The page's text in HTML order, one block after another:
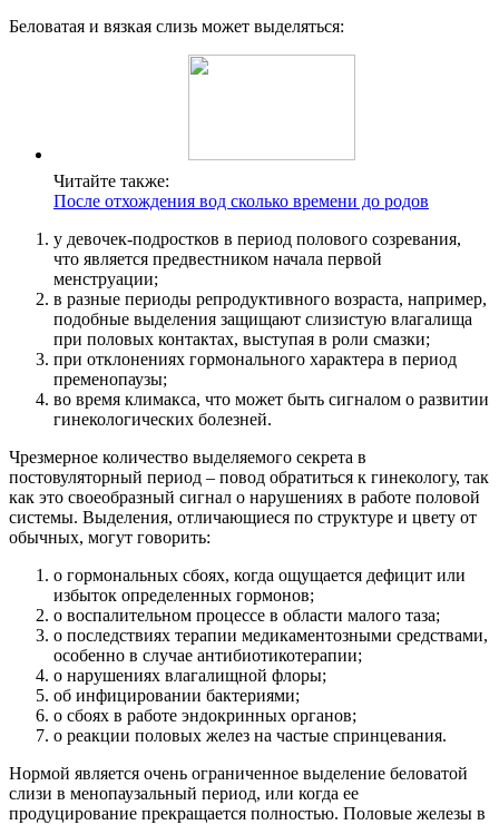
Беловатая и вязкая слизь может выделяться:
Читайте также:
После отхождения вод сколько времени до родов
у девочек-подростков в период полового созревания,
что является предвестником начала первой
менструации;
в разные периоды репродуктивного возраста, например,
подобные выделения защищают слизистую влагалища
при половых контактах, выступая в роли смазки;
при отклонениях гормонального характера в период
пременопаузы;
во время климакса, что может быть сигналом о развитии
гинекологических болезней.
Чрезмерное количество выделяемого секрета в
постовуляторный период – повод обратиться к гинекологу, так
как это своеобразный сигнал о нарушениях в работе половой
системы. Выделения, отличающиеся по структуре и цвету от
обычных, могут говорить:
о гормональных сбоях, когда ощущается дефицит или
избыток определенных гормонов;
о воспалительном процессе в области малого таза;
о последствиях терапии медикаментозными средствами,
особенно в случае антибиотикотерапии;
о нарушениях влагалищной флоры;
об инфицировании бактериями;
о сбоях в работе эндокринных органов;
о реакции половых желез на частые спринцевания.
Нормой является очень ограниченное выделение беловатой
слизи в менопаузальный период, или когда ее
продуцирование прекращается полностью. Половые железы в